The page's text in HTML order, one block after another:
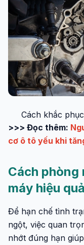
Cách khắc
>>> Đọc thêm:
cơ ô tô yếu khi
Cách
máy hiệu quả
Để hạn chế tình
ngột, việc quan
nhớt đúng hạn